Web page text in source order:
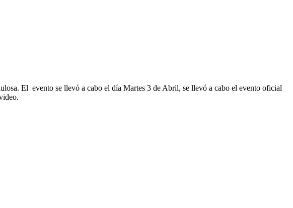
El evento se llevó a cabo el día Martes 3 de Abril, se llevó a cabo el evento oficial